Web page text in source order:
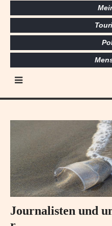
Journalisten und